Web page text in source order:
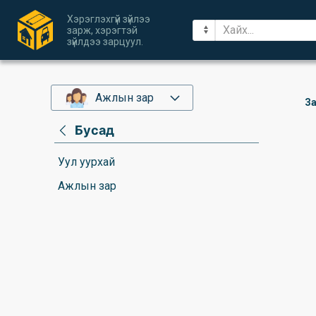
Хэрэглэхгүй зүйлээ
зарж, хэрэгтэй
зүйлдээ зарцуул.
Ажлын зар
Бусад
Уул уурхай
Ажлын зар